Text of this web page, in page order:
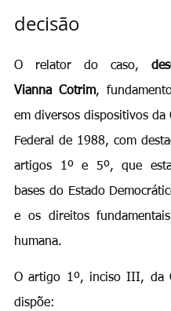
decisão
O relator do caso,
Vianna Cotrim,
em diversos dispositivos da
Federal de 1988, com
artigos 1º e 5º, que
bases do Estado
e os direitos
humana.
O artigo 1º, inciso III, da
dispõe: